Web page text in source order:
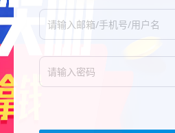
请输入邮箱/手机号/用户名
请输入密码